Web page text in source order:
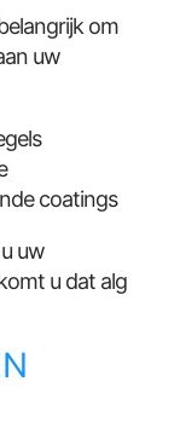
om
uw
coatings
uw
u dat alg